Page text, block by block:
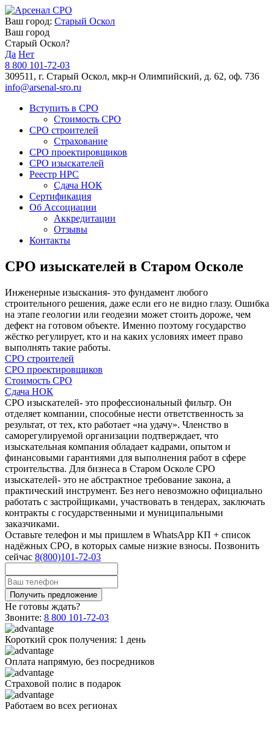
Ваш город: Старый Оскол
Ваш город
Старый Оскол?
Да Нет
8 800 101-72-03
309511, г. Старый Оскол, мкр-н Олимпийский, д. 62, оф. 736
info@arsenal-sro.ru
Вступить в СРО
Стоимость СРО
СРО строителей
Страхование
СРО проектировщиков
СРО изыскателей
Реестр НРС
Сдача НОК
Сертификация
Об Ассоциации
Аккредитации
Отзывы
Контакты
СРО изыскателей в Старом Осколе
Инженерные изыскания- это фундамент любого
строительного решения, даже если его не видно глазу. Ошибка
на этапе геологии или геодезии может стоить дороже, чем
дефект на готовом объекте. Именно поэтому государство
жёстко регулирует, кто и на каких условиях имеет право
выполнять такие работы.
СРО строителей
СРО проектировщиков
Стоимость СРО
Сдача НОК
СРО изыскателей- это профессиональный фильтр. Он
отделяет компании, способные нести ответственность за
результат, от тех, кто работает «на удачу». Членство в
саморегулируемой организации подтверждает, что
изыскательная компания обладает кадрами, опытом и
финансовыми гарантиями для выполнения работ в сфере
строительства. Для бизнеса в Старом Осколе СРО
изыскателей- это не абстрактное требование закона, а
практический инструмент. Без него невозможно официально
работать с застройщиками, участвовать в тендерах, заключать
контракты с государственными и муниципальными
заказчиками.
Оставьте телефон и мы пришлем в WhatsApp КП + список
надёжных СРО, в которых самые низкие взносы. Позвонить
сейчас 8(800)101-72-03
Не готовы ждать?
Звоните: 8 800 101-72-03
Короткий срок получения: 1 день
Оплата напрямую, без посредников
Страховой полис в подарок
Работаем во всех регионах